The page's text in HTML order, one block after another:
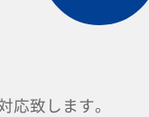
応致します。